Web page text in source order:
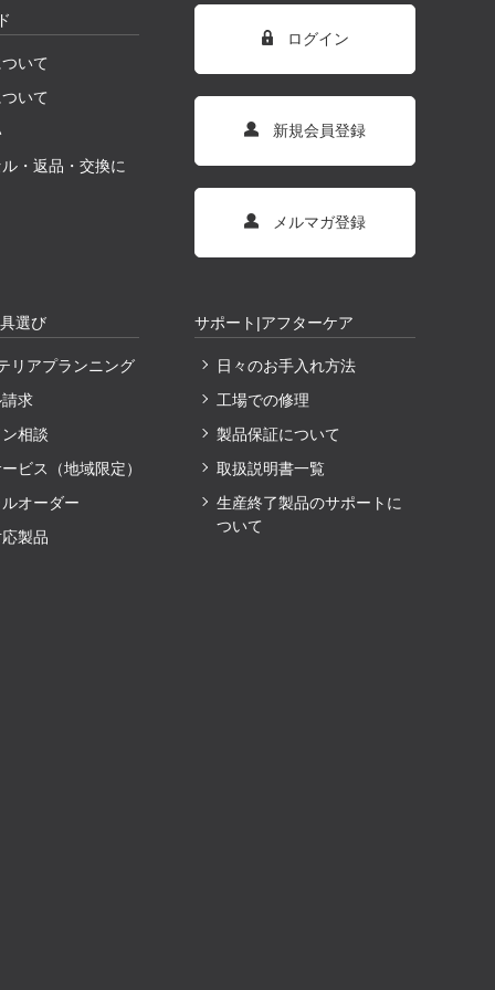
いて
いて
・返品・交換に
ログイン
新規会員登録
メルマガ登録
選び
リアプランニング
求
相談
ビス（地域限定）
オーダー
製品
サポート|アフターケア
日々のお手入れ方法
工場での修理
製品保証について
取扱説明書一覧
生産終了製品のサポートに
ついて